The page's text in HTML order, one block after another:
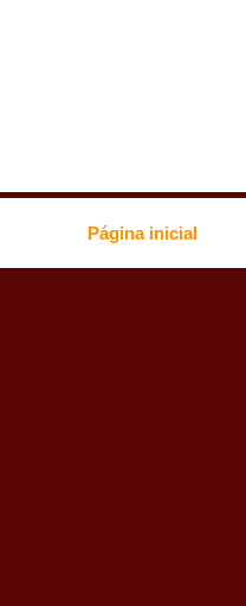
Página inicial